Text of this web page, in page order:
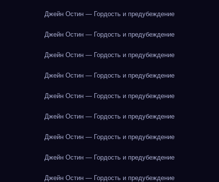
Джейн Остин — Гордость и предубеждение
Джейн Остин — Гордость и предубеждение
Джейн Остин — Гордость и предубеждение
Джейн Остин — Гордость и предубеждение
Джейн Остин — Гордость и предубеждение
Джейн Остин — Гордость и предубеждение
Джейн Остин — Гордость и предубеждение
Джейн Остин — Гордость и предубеждение
Джейн Остин — Гордость и предубеждение